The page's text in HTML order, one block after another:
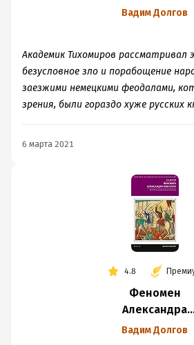
Невского. Русь
Вадим Долгов
Академик Тихомиров рассматривал
безусловное зло и порабощение
заезжими немецкими феодалами,
зрения, были гораздо хуже русских
6 марта 2021
4.8
Феномен
Александра
Невского. Русь
Вадим Долгов